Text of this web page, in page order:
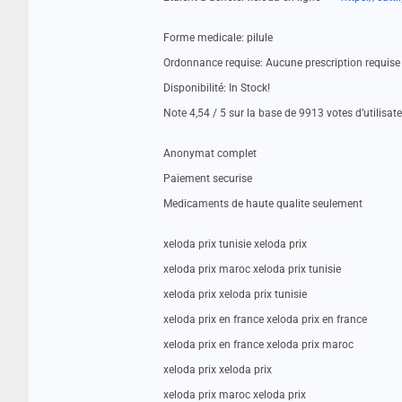
Forme medicale: pilule
Ordonnance requise: Aucune prescription requise
Disponibilité: In Stock!
Note 4,54 / 5 sur la base de 9913 votes
Anonymat complet
Paiement securise
Medicaments de haute qualite seulement
xeloda prix tunisie xeloda prix
xeloda prix maroc xeloda prix tunisie
xeloda prix xeloda prix tunisie
xeloda prix en france xeloda prix en france
xeloda prix en france xeloda prix maroc
xeloda prix xeloda prix
xeloda prix maroc xeloda prix